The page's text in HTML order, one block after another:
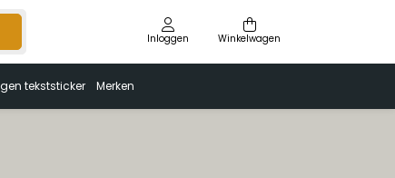
Inloggen Winkelwagen
tekststicker Merken